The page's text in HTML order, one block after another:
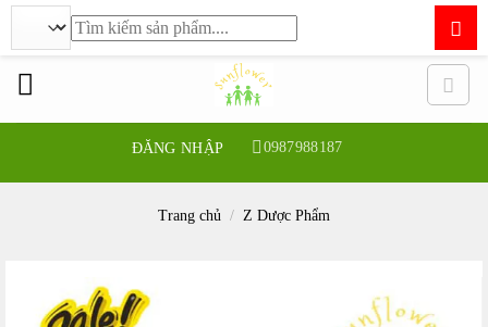
ĐĂNG NHẬP 0987988187
Tìm
kiếm:
Trang chủ / Z Dược Phẩm